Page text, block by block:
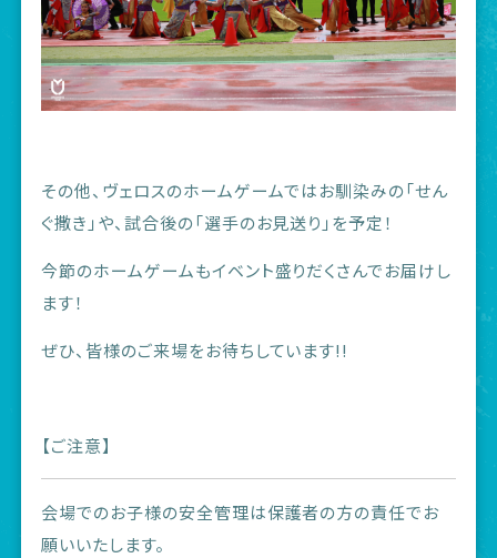
その他、ヴェロスのホームゲームではお馴染みの「せん
ぐ撒き」や、試合後の「選手のお見送り」を予定！
今節のホームゲームもイベント盛りだくさんでお届けし
ます！
ぜひ、皆様のご来場をお待ちしています!!
【ご注意】
会場でのお子様の安全管理は保護者の方の責任でお
願いいたします。